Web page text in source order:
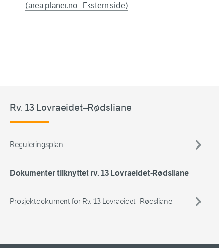
(arealplaner.no - Ekstern side)
Rv. 13 Lovraeidet–Rødsliane
Reguleringsplan
Dokumenter tilknyttet rv. 13 Lovraeidet-Rødsliane
Prosjektdokument for Rv. 13 Lovraeidet–Rødsliane